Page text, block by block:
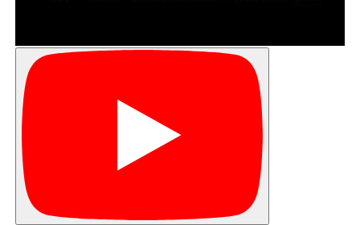
región de Magallanes.
El objetivo de estos talleres es disminuir las
brechas digitales y entregar herramientas a los
emprendedores del rubro para que puedan
ampliar y mejorar su oferta y ser más
competitivos”, puntualizó Helen Kouyoumdjian,
Vicepresidenta Ejecutiva de FEDETUR.